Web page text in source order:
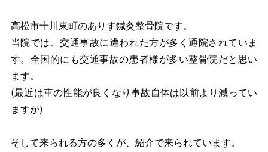
高松市十川東町のありす鍼灸整骨院です。
当院では、交通事故に遭われた方が多く通院されていま
す。全国的にも交通事故の患者様が多い整骨院だと思い
ます。
(最近は車の性能が良くなり事故自体は以前より減ってい
ますが)
そして来られる方の多くが、紹介で来られています。